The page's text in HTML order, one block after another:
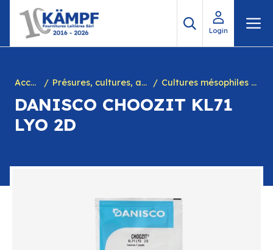
contenu
Login
Accueil Présures, cultures, arôme à yogourt, marques, chiffres en caséine et divers Cultures mésophiles homofermentaires
DANISCO CHOOZIT KL71
LYO 2D